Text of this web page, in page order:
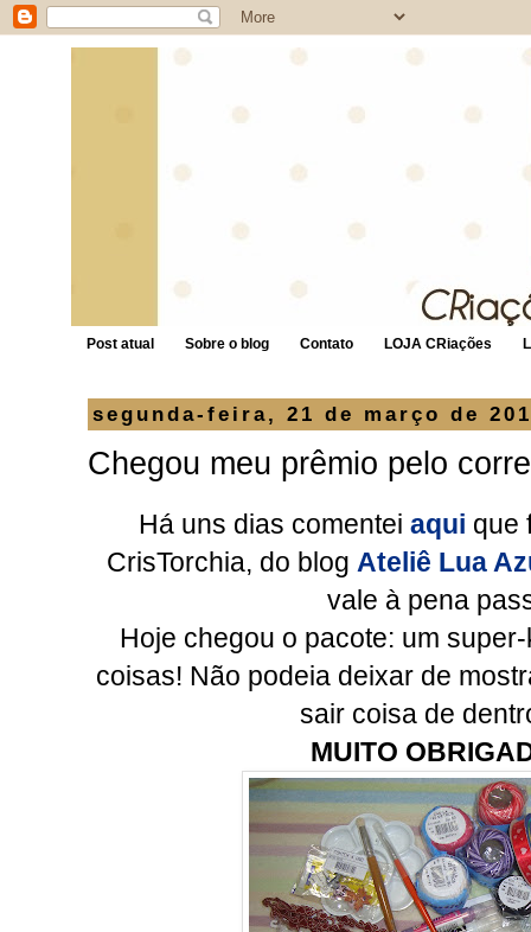
Post atual Sobre o blog Contato LOJA CRiações
segunda-feira, 21 de março de
Chegou meu prêmio pelo
Há uns dias comenteiaqui que
CrisTorchia, do blog Ateliê Lua
vale à pena
Hoje chegou o pacote: um
coisas! Não podeia deixar de
sair coisa de
MUITO